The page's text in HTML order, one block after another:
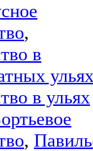
,
в
в ульях
,